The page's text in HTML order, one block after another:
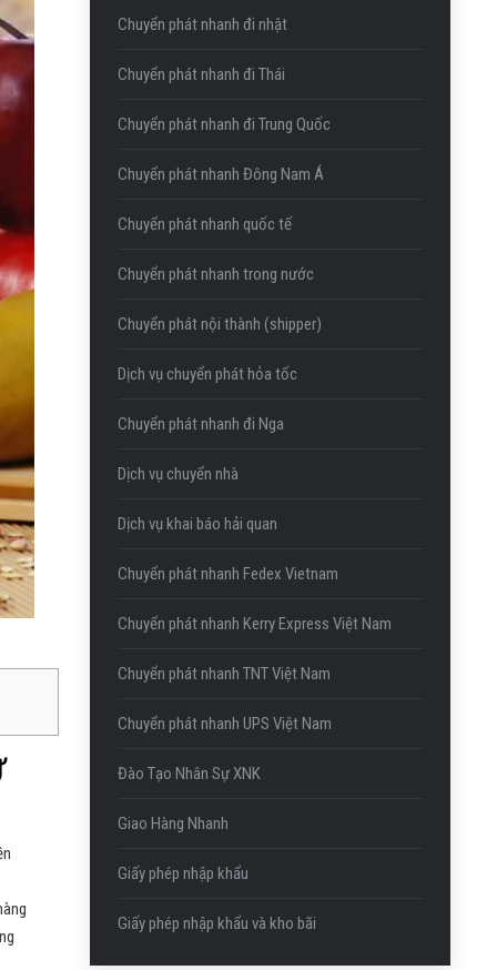
Chuyển phát nhanh đi nhật
Chuyển phát nhanh đi Thái
Chuyển phát nhanh đi Trung Quốc
Chuyển phát nhanh Đông Nam Á
Chuyển phát nhanh quốc tế
Chuyển phát nhanh trong nước
Chuyển phát nội thành (shipper)
Dịch vụ chuyển phát hỏa tốc
Chuyển phát nhanh đi Nga
Dịch vụ chuyển nhà
Dịch vụ khai báo hải quan
Chuyển phát nhanh Fedex Vietnam
Chuyển phát nhanh Kerry Express Việt Nam
Chuyển phát nhanh TNT Việt Nam
Chuyển phát nhanh UPS Việt Nam
Đào Tạo Nhân Sự XNK
Giao Hàng Nhanh
Giấy phép nhập khẩu
Giấy phép nhập khẩu và kho bãi